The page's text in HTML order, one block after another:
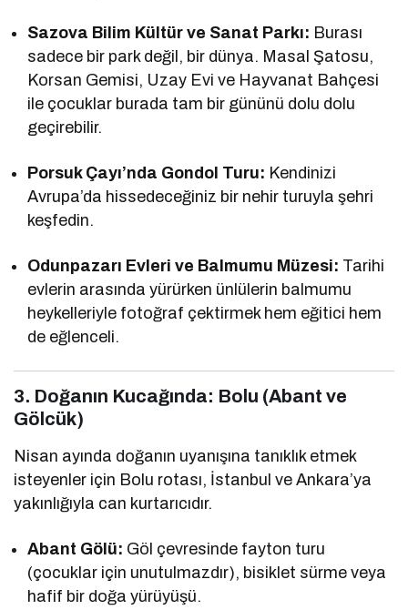
Sazova Bilim Kültür ve Sanat Parkı: Burası
sadece bir park değil, bir dünya. Masal Şatosu,
Korsan Gemisi, Uzay Evi ve Hayvanat Bahçesi
ile çocuklar burada tam bir gününü dolu dolu
geçirebilir.
Porsuk Çayı’nda Gondol Turu: Kendinizi
Avrupa’da hissedeceğiniz bir nehir turuyla şehri
keşfedin.
Odunpazarı Evleri ve Balmumu Müzesi: Tarihi
evlerin arasında yürürken ünlülerin balmumu
heykelleriyle fotoğraf çektirmek hem eğitici hem
de eğlenceli.
3. Doğanın Kucağında: Bolu (Abant ve
Gölcük)
Nisan ayında doğanın uyanışına tanıklık etmek
isteyenler için Bolu rotası, İstanbul ve Ankara’ya
yakınlığıyla can kurtarıcıdır.
Abant Gölü: Göl çevresinde fayton turu
(çocuklar için unutulmazdır), bisiklet sürme veya
hafif bir doğa yürüyüşü.